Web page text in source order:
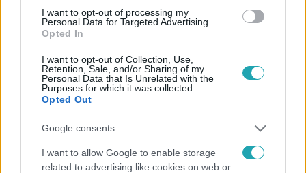
I want to opt-out of processing my
Personal Data for Targeted Advertising.
Opted In
I want to opt-out of Collection, Use,
Retention, Sale, and/or Sharing of my
Personal Data that Is Unrelated with the
Purposes for which it was collected.
Opted Out
Google consents
I want to allow Google to enable storage
related to advertising like cookies on web or
Népszerű